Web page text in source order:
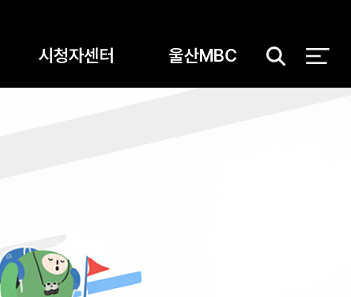
시청자센터 울산MBC
검